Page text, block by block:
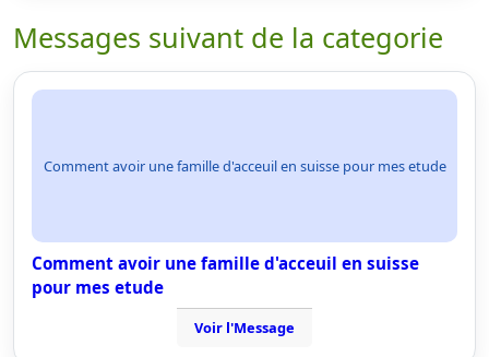
Messages suivant de la categorie
Comment avoir une famille d'acceuil en suisse pour mes etude
Comment avoir une famille d'acceuil en suisse
pour mes etude
Voir l'Message